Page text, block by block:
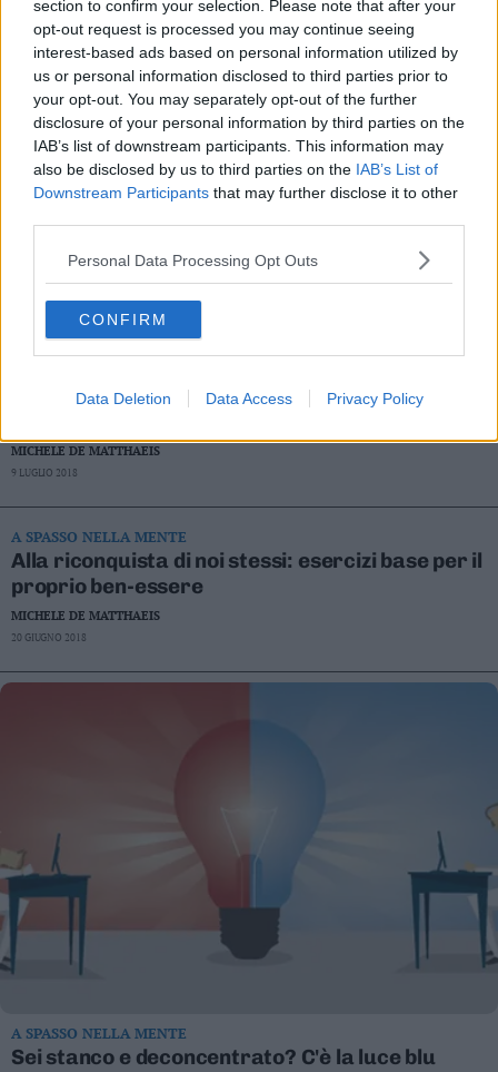
section to confirm your selection. Please note that after your
opt-out request is processed you may continue seeing
interest-based ads based on personal information utilized by
us or personal information disclosed to third parties prior to
your opt-out. You may separately opt-out of the further
disclosure of your personal information by third parties on the
IAB’s list of downstream participants. This information may
also be disclosed by us to third parties on the IAB’s List of
Downstream Participants that may further disclose it to other
Personal Data Processing Opt Outs
CONFIRM
Data Deletion Data Access Privacy Policy
Perché correre in montagna fa bene alla
MICHELE DE MATTHAEIS
9 LUGLIO 2018
A SPASSO NELLA MENTE
Alla riconquista di noi stessi: esercizi base per il
proprio ben-essere
MICHELE DE MATTHAEIS
20 GIUGNO 2018
A SPASSO NELLA MENTE
Sei stanco e deconcentrato? C'è la luce blu